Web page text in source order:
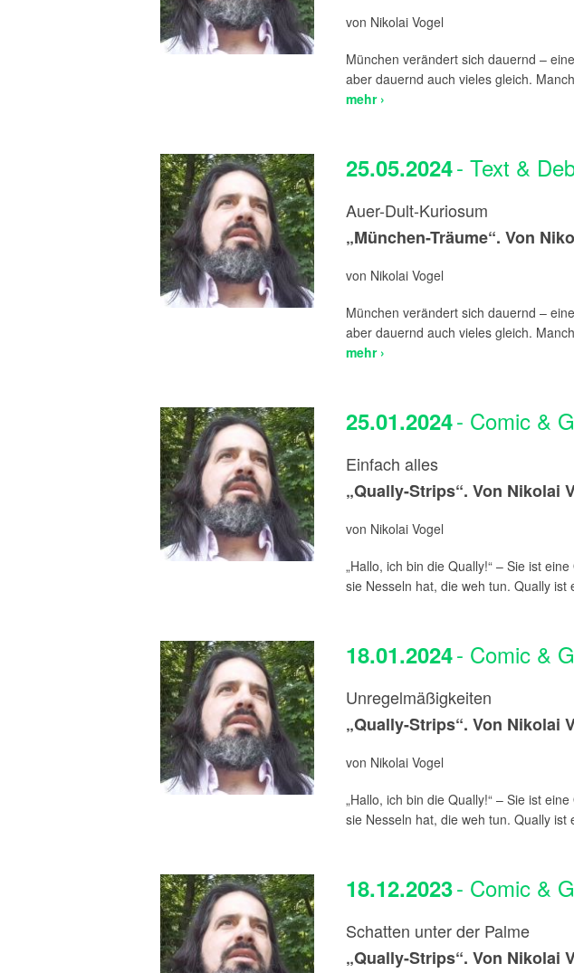
von Nikolai Vogel
München verändert sich dauernd –
aber dauernd auch vieles gleich.
mehr ›
25.05.2024- Text &
Auer-Dult-Kuriosum
„München-Träume“. Von
von Nikolai Vogel
München verändert sich dauernd –
aber dauernd auch vieles gleich.
mehr ›
25.01.2024- Comic &
Einfach alles
„Qually-Strips“. Von Nikolai
von Nikolai Vogel
„Hallo, ich bin die Qually!“ – Sie ist
sie Nesseln hat, die weh tun. Qually ist
18.01.2024- Comic &
Unregelmäßigkeiten
„Qually-Strips“. Von Nikolai
von Nikolai Vogel
„Hallo, ich bin die Qually!“ – Sie ist
sie Nesseln hat, die weh tun. Qually ist
18.12.2023- Comic &
Schatten unter der Palme
„Qually-Strips“. Von Nikolai